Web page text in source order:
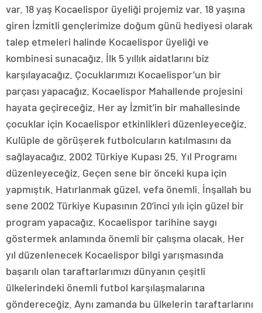
var. 18 yaş Kocaelispor üyeliği projemiz var. 18 yaşına
giren İzmitli gençlerimize doğum günü hediyesi olarak
talep etmeleri halinde Kocaelispor üyeliği ve
kombinesi sunacağız. İlk 5 yıllık aidatlarını biz
karşılayacağız. Çocuklarımızı Kocaelispor’un bir
parçası yapacağız. Kocaelispor Mahallende projesini
hayata geçireceğiz. Her ay İzmit’in bir mahallesinde
çocuklar için Kocaelispor etkinlikleri düzenleyeceğiz.
Kulüple de görüşerek futbolcuların katılmasını da
sağlayacağız. 2002 Türkiye Kupası 25. Yıl Programı
düzenleyeceğiz. Geçen sene bir önceki kupa için
yapmıştık. Hatırlanmak güzel, vefa önemli. İnşallah bu
sene 2002 Türkiye Kupasının 20’inci yılı için güzel bir
program yapacağız. Kocaelispor tarihine saygı
göstermek anlamında önemli bir çalışma olacak. Her
yıl düzenlenecek Kocaelispor bilgi yarışmasında
başarılı olan taraftarlarımızı dünyanın çeşitli
ülkelerindeki önemli futbol karşılaşmalarına
göndereceğiz. Aynı zamanda bu ülkelerin taraftarlarını